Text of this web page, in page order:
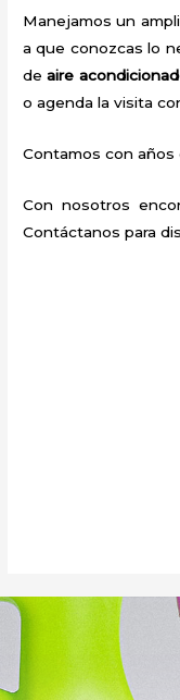
Manejamos un
a que conozcas lo
deaire
o agenda la visita
Contamos con
Con nosotros
Contáctanos para